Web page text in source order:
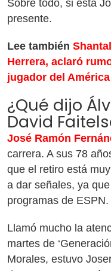
Sobre todo, si está
presente.
Lee también
Herrera, aclaró
jugador del América
¿Qué dijo
David
José Ramón
carrera. A sus 78
que el retiro está
a dar señales, ya
programas de ESPN.
Llamó mucho la
martes de
Morales, estuvo